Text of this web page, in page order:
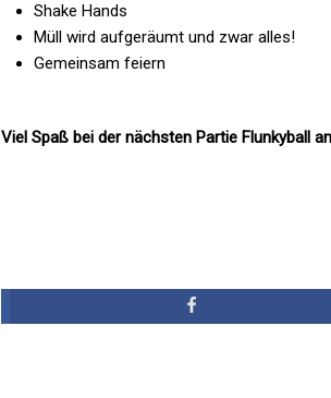
Shake Hands
Müll wird aufgeräumt und zwar alles!
Gemeinsam feiern
Viel Spaß bei der nächsten Partie Flunkyball